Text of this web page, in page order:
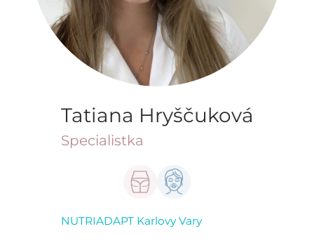
Tatiana Hryščuková
Specialistka
NUTRIADAPT Karlovy Vary